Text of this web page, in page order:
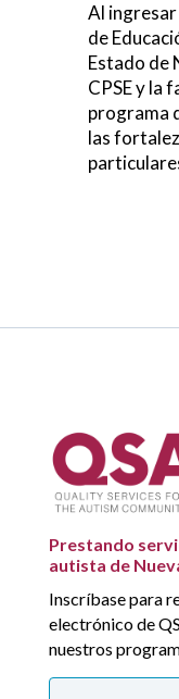
Al
de
Estado de
CPSE y la
programa
las
Prestando
autista de
Inscríbase para
electrónico de
nuestros